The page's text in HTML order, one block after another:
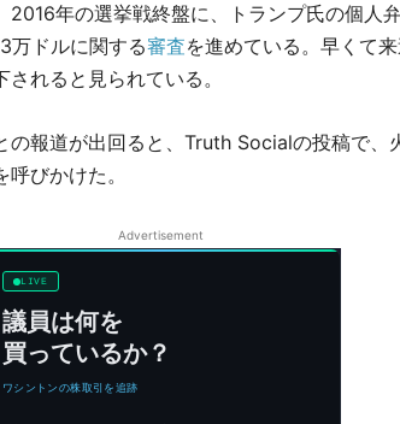
2016年の選挙戦終盤に、トランプ氏の個人
万ドルに関する審査を進めている。早くて
れると見られている。
の報道が出回ると、Truth Socialの投稿で、
びかけた。
Advertisement